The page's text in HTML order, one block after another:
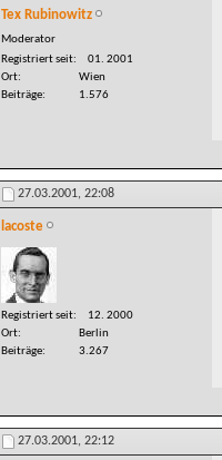
Tex Rubinowitz
Moderator
Registriert seit
01. 2001
Ort
Wien
Beiträge
1.576
27.03.2001, 22:08
lacoste
Registriert seit
12. 2000
Ort
Berlin
Beiträge
3.267
27.03.2001, 22:12